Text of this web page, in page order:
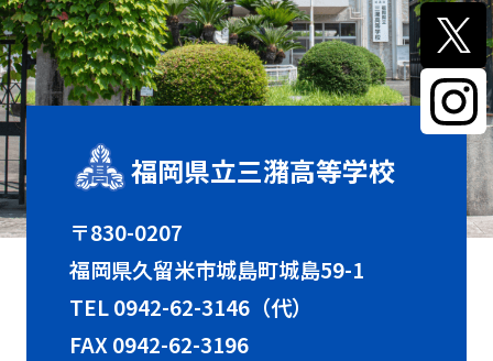
福岡県立三潴高等学校
〒830-0207
福岡県久留米市城島町城島59-1
TEL0942-62-3146（代）
FAX 0942-62-3196